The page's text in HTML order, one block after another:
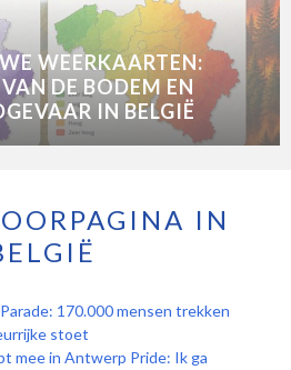
WEERKAARTEN:
DE BODEM EN
IN BELGIË
IN
170.000 mensen trekken
stoet
mee in Antwerp Pride: Ik ga